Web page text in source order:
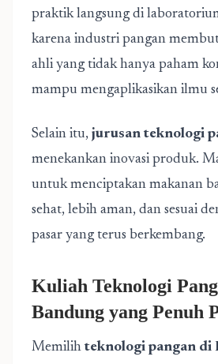
praktik langsung di
karena industri pangan
ahli yang tidak hanya paham
mampu mengaplikasikan ilmu
Selain itu, jurusan teknologi
menekankan inovasi produk.
untuk menciptakan makanan
sehat, lebih aman, dan sesuai
pasar yang terus berkembang.
Kuliah Teknologi
Bandung yang Penuh
Memilih teknologi pangan di